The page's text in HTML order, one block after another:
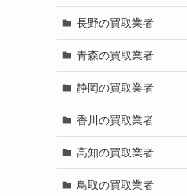
長野の買取業者
青森の買取業者
静岡の買取業者
香川の買取業者
高知の買取業者
鳥取の買取業者